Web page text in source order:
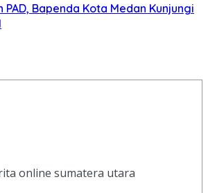
Bapenda Kota Medan Kunjungi
online sumatera utara